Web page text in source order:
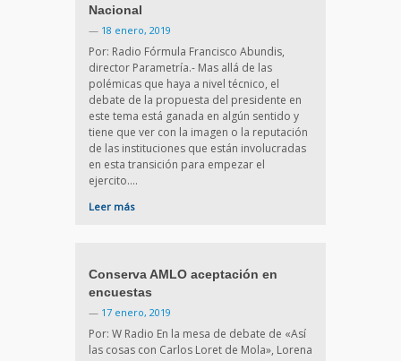
Nacional
— 18 enero, 2019
Por: Radio Fórmula Francisco Abundis,
director Parametría.- Mas allá de las
polémicas que haya a nivel técnico, el
debate de la propuesta del presidente en
este tema está ganada en algún sentido y
tiene que ver con la imagen o la reputación
de las instituciones que están involucradas
en esta transición para empezar el
ejercito….
Leer más
Conserva AMLO aceptación en
encuestas
— 17 enero, 2019
Por: W Radio En la mesa de debate de «Así
las cosas con Carlos Loret de Mola», Lorena